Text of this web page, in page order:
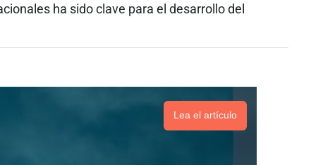
ha sido clave para el desarrollo del
Lea el artículo